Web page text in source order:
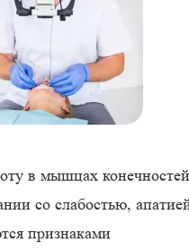
в мышцах конечностей
со слабостью,
признаками